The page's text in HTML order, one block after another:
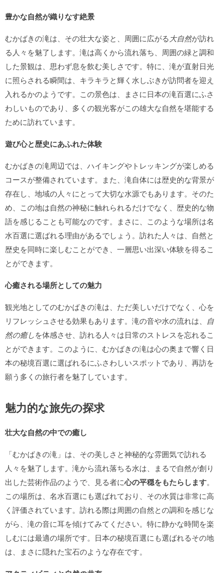
豊かな自然が織りなす絶景
むかばきの滝は、その壮大な姿と、周囲に広がる 大自然が訪れ
る人々を魅了します。滝は高くから流れ落ち、周囲の緑と調和
した景観は、思わず息を飲む美しさです。特に、滝が直射日光
に照らされる瞬間は、キラキラと輝く水しぶきが訪問者を迎え
入れるかのようです。この景色は、まさに日本の滝百選にふさ
わしいものであり、多くの観光客がこの雄大な自然を堪能する
ために訪れています。
遊び心と歴史にあふれた体験
むかばきの滝周辺では、ハイキングやトレッキングが楽しめる
コースが整備されています。また、滝自体には歴史的な背景が
存在し、地域の人々にとって大切な水源でもあります。そのた
め、この地は自然の神秘に触れられるだけでなく、歴史的な物
語を感じることも可能なのです。まさに、このような場所は名
水百選に選ばれる理由があるでしょう。訪れた人々は、自然と
歴史を同時に楽しむことができ、一層思い出深い体験を得るこ
とができます。
心癒される場所としての魅力
観光地としてのむかばきの滝は、ただ美しいだけでなく、心を
リフレッシュさせる効果もあります。滝の音や水の流れは、 自
然の癒しを体感させ、訪れる人々は日常のストレスを忘れるこ
とができます。このように、むかばきの滝は心の奥まで響く 日
本の秘境百選に選ばれるにふさわしいスポットであり、再訪を
願う多くの旅行者を魅了しています。
魅力的な旅先の探求
壮大な自然の中での癒し
「むかばきの滝」は、その美しさと神秘的な雰囲気で訪れる
人々を魅了します。滝から流れ落ちる水は、まるで自然が創り
出した芸術作品のようで、見る者に心の平穏をもたらします。
この場所は、名水百選にも選ばれており、その水質は非常に高
く評価されています。訪れる際は周囲の自然との調和を感じな
がら、滝の音に耳を傾けてみてください。特に静かな時間を楽
しむには最適の場所です。日本の秘境百選にも選ばれるその地
は、まさに隠れた宝石のような存在です。